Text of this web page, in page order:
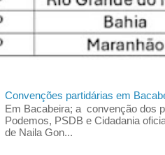
Convenções partidárias em
Em Bacabeira; a convenção dos
Podemos, PSDB e Cidadania
de Naila Gon...